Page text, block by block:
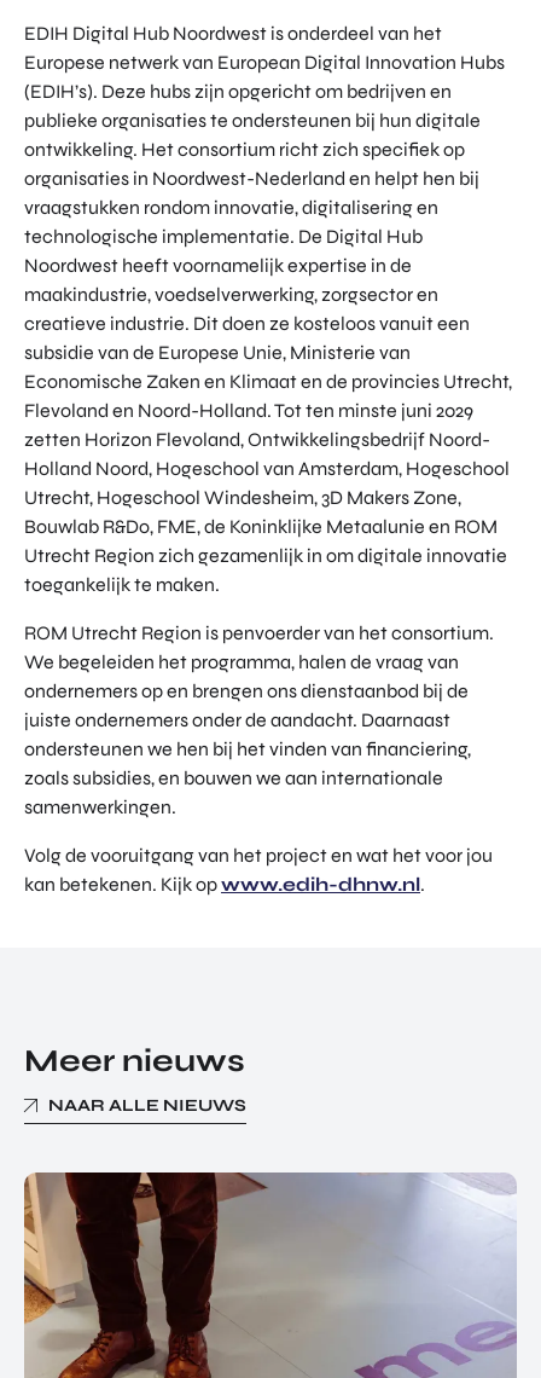
EDIH Digital Hub Noordwest is onderdeel van het
Europese netwerk van European Digital Innovation Hubs
(EDIH’s). Deze hubs zijn opgericht om bedrijven en
publieke organisaties te ondersteunen bij hun digitale
ontwikkeling. Het consortium richt zich specifiek op
organisaties in Noordwest-Nederland en helpt hen bij
vraagstukken rondom innovatie, digitalisering en
technologische implementatie. De Digital Hub
Noordwest heeft voornamelijk expertise in de
maakindustrie, voedselverwerking, zorgsector en
creatieve industrie. Dit doen ze kosteloos vanuit een
subsidie van de Europese Unie, Ministerie van
Economische Zaken en Klimaat en de provincies Utrecht,
Flevoland en Noord-Holland. Tot ten minste juni 2029
zetten Horizon Flevoland, Ontwikkelingsbedrijf Noord-
Holland Noord, Hogeschool van Amsterdam, Hogeschool
Utrecht, Hogeschool Windesheim, 3D Makers Zone,
Bouwlab R&Do, FME, de Koninklijke Metaalunie en ROM
Utrecht Region zich gezamenlijk in om digitale innovatie
toegankelijk te maken.
ROM Utrecht Region is penvoerder van het consortium.
We begeleiden het programma, halen de vraag van
ondernemers op en brengen ons dienstaanbod bij de
juiste ondernemers onder de aandacht. Daarnaast
ondersteunen we hen bij het vinden van financiering,
zoals subsidies, en bouwen we aan internationale
samenwerkingen.
Volg de vooruitgang van het project en wat het voor jou
kan betekenen. Kijk opwww.edih-dhnw.nl.
Meer nieuws
NAAR ALLE NIEUWS